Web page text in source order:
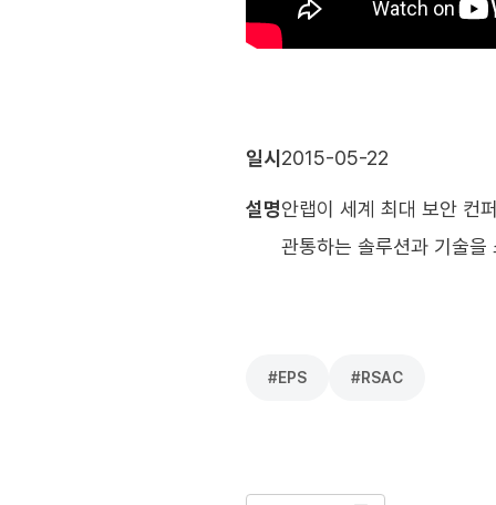
일시
설명
2015-05-22
안랩이 세계 최대 보안 컨
관통하는 솔루션과 기술
#EPS #RSAC